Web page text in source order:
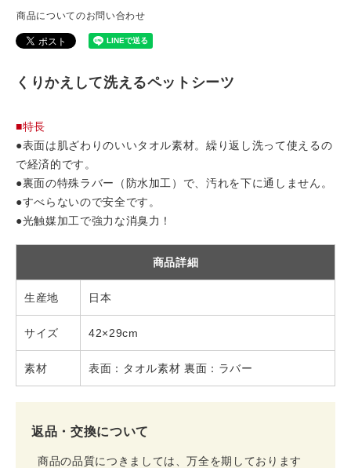
商品についてのお問い合わせ
くりかえして洗えるペットシーツ
■特長
●表面は肌ざわりのいいタオル素材。繰り返し洗って使えるの
で経済的です。
●裏面の特殊ラバー（防水加工）で、汚れを下に通しません。
●すべらないので安全です。
●光触媒加工で強力な消臭力！
商品詳細
生産地 日本
サイズ 42×29cm
素材 表面：タオル素材 裏面：ラバー
返品・交換について
商品の品質につきましては、万全を期しております